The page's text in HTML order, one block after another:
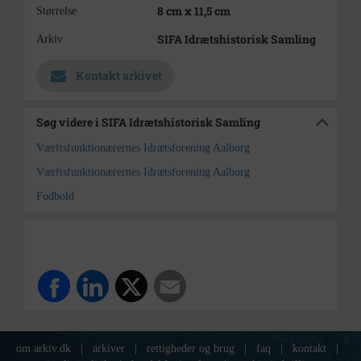
Størrelse 8 cm x 11,5 cm
Arkiv SIFA Idrætshistorisk Samling
Kontakt arkivet
Søg videre i SIFA Idrætshistorisk Samling
Værftsfunktionærernes Idrætsforening Aalborg
Værftsfunktionærernes Idrætsforening Aalborg
Fodbold
om arkiv.dk arkiver rettigheder og brug faq kontakt